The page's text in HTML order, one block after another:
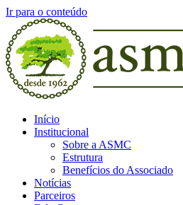
Ir para o conteúdo
Início
Institucional
Sobre a ASMC
Estrutura
Benefícios do Associado
Notícias
Parceiros